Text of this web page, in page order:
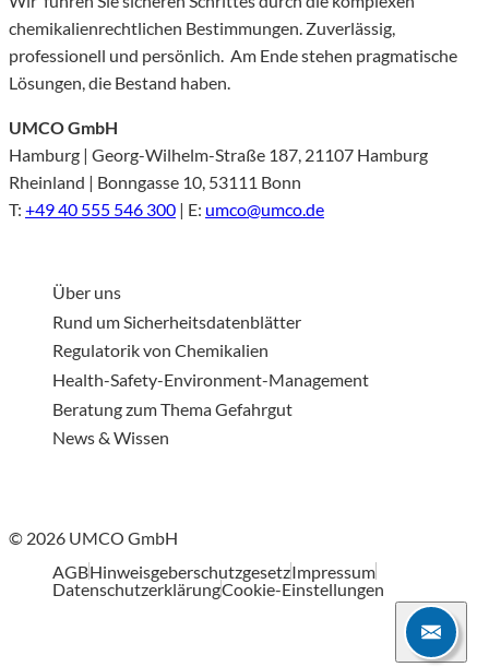
chemikalienrechtlichen Bestimmungen. Zuverlässig,
professionell und persönlich. Am Ende stehen pragmatische
Lösungen, die Bestand haben.
UMCO GmbH
Hamburg | Georg-Wilhelm-Straße 187, 21107 Hamburg
Rheinland | Bonngasse 10, 53111 Bonn
T: +49 40 555 546 300 | E: umco@umco.de
Über uns
Rund um Sicherheitsdatenblätter
Regulatorik von Chemikalien
Health-Safety-Environment-Management
Beratung zum Thema Gefahrgut
News & Wissen
© 2026 UMCO GmbH
AGBHinweisgeberschutzgesetzImpressum
DatenschutzerklärungCookie-Einstellungen